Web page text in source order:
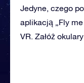
Jedyne, czego
aplikacją „Fly
VR. Załóż